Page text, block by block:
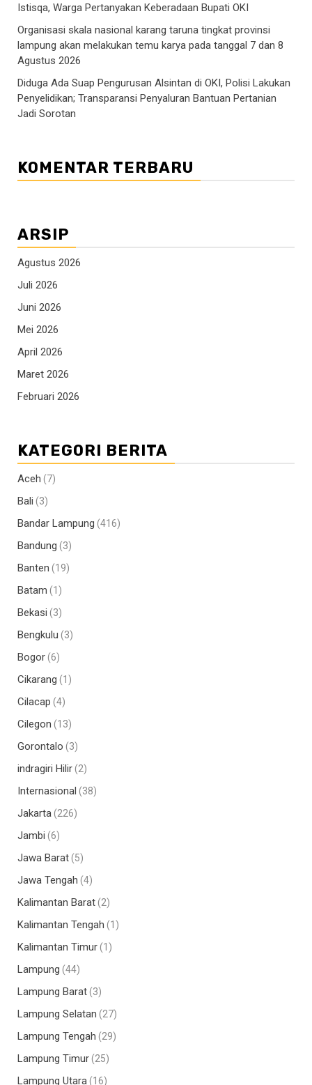
Istisqa, Warga Pertanyakan Keberadaan Bupati OKI
Organisasi skala nasional karang taruna tingkat provinsi
lampung akan melakukan temu karya pada tanggal 7 dan 8
Agustus 2026
Diduga Ada Suap Pengurusan Alsintan di OKI, Polisi Lakukan
Penyelidikan; Transparansi Penyaluran Bantuan Pertanian
Jadi Sorotan
KOMENTAR TERBARU
ARSIP
Agustus 2026
Juli 2026
Juni 2026
Mei 2026
April 2026
Maret 2026
Februari 2026
KATEGORI BERITA
Aceh (7)
Bali (3)
Bandar Lampung (416)
Bandung (3)
Banten (19)
Batam (1)
Bekasi (3)
Bengkulu (3)
Bogor(6)
Cikarang (1)
Cilacap (4)
Cilegon (13)
Gorontalo (3)
indragiri Hilir(2)
Internasional (38)
Jakarta (226)
Jambi (6)
Jawa Barat(5)
Jawa Tengah (4)
Kalimantan Barat(2)
Kalimantan Tengah (1)
Kalimantan Timur(1)
Lampung (44)
Lampung Barat(3)
Lampung Selatan (27)
Lampung Tengah (29)
Lampung Timur(25)
Lampung Utara (16)